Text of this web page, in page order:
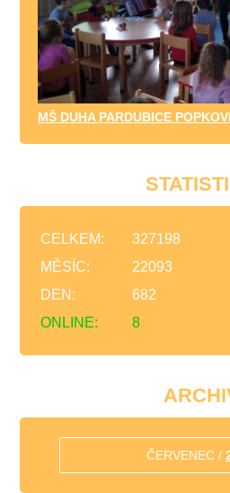
MŠ DUHA PARDUBICE
ONLINE: 8
CELKEM:
327198
MĚSÍC:
22093
DEN:
682
ČERVENEC /